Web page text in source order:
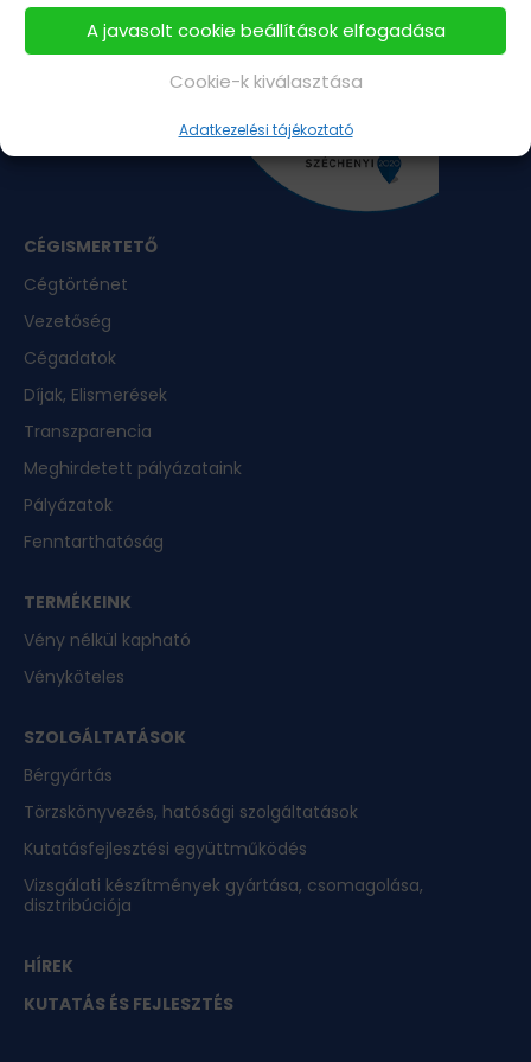
A javasolt cookie beállítások elfogadása
Cookie-k kiválasztása
Adatkezelési tájékoztató
CÉGISMERTETŐ
Cégtörténet
Vezetőség
Cégadatok
Díjak, Elismerések
Transzparencia
Meghirdetett pályázataink
Pályázatok
Fenntarthatóság
TERMÉKEINK
Vény nélkül kapható
Vényköteles
SZOLGÁLTATÁSOK
Bérgyártás
Törzskönyvezés, hatósági szolgáltatások
Kutatásfejlesztési együttműködés
Vizsgálati készítmények gyártása, csomagolása,
disztribúciója
HÍREK
KUTATÁS ÉS FEJLESZTÉS